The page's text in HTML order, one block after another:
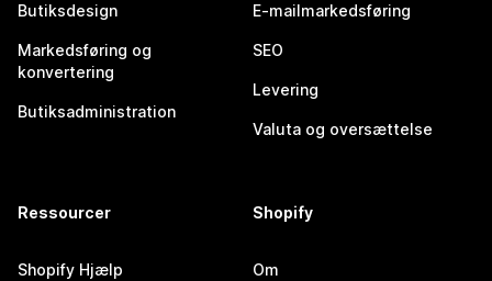
Butiksdesign
Markedsføring og
konvertering
Butiksadministration
E-mailmarkedsføring
SEO
Levering
Valuta og oversættelse
Ressourcer
Shopify Hjælp
Shopify
Om